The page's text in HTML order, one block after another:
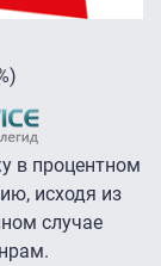
в процентном
исходя из
случае